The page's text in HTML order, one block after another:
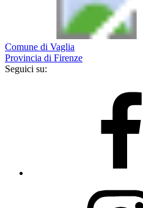
Comune di Vaglia
Provincia di Firenze
Seguici su: